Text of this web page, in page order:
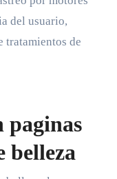
del usuario,
tratamientos de
paginas
belleza